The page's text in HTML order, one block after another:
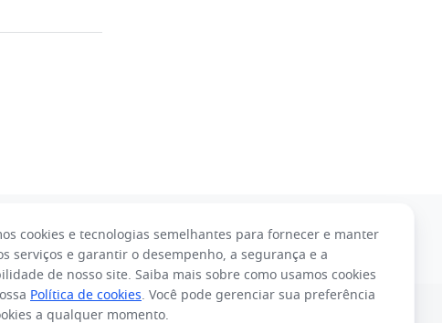
Português (Brasil)
Tiếng Việt ไทย 한국어
日本語
cookies e tecnologias semelhantes para fornecer e manter
serviços e garantir o desempenho, a segurança e a
de nosso site. Saiba mais sobre como usamos cookies
Política de cookies. Você pode gerenciar sua preferência
a qualquer momento.